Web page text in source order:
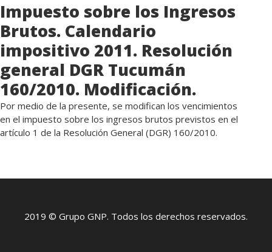
Impuesto sobre los Ingresos
Brutos. Calendario
impositivo 2011. Resolución
general DGR Tucumán
160/2010. Modificación.
Por medio de la presente, se modifican los vencimientos
en el impuesto sobre los ingresos brutos previstos en el
artículo 1 de la Resolución General (DGR) 160/2010.
2019 © Grupo GNP. Todos los derechos reservados.